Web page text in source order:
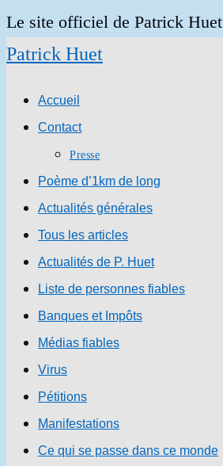
Skip
to
Le site officiel de Patrick Huet
Patrick Huet
Accueil
Contact
Presse
Poème d’1km de long
Actualités générales
Tous les articles
Actualités de P. Huet
Liste de personnes fiables
Banques et Impôts
Médias fiables
Virus
Pétitions
Manifestations
Ce qui se passe dans ce monde